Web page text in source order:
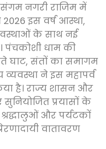
संगम नगरी राजिम में
इस वर्ष आस्था,
के साथ नई
पंचकोशी धाम की
घाट, संतों का समागम
ने इस महापर्व
है। राज्य शासन और
सुनियोजित प्रयासों के
और पर्यटकों
वातावरण